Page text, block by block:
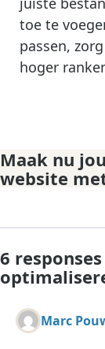
toe te
passen,
hoger
Maak nu
website
6
Marc